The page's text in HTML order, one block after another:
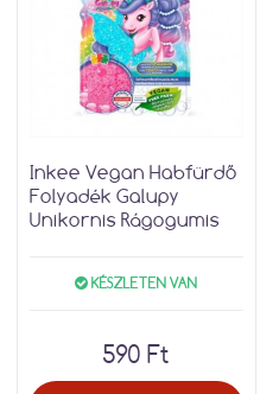
Inkee Vegan Habfürdő
Folyadék Galupy
Unikornis Rágogumis
KÉSZLETEN VAN
590 Ft